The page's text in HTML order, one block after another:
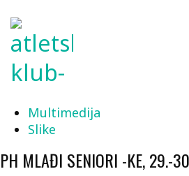
Multimedija
Slike
PH MLAĐI SENIORI -KE, 29.-